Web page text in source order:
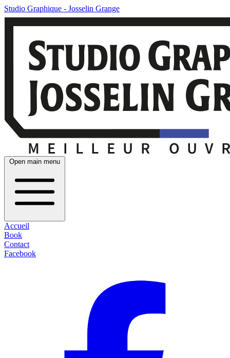
Studio Graphique - Josselin Grange
Open main menu
Accueil
Book
Contact
Facebook